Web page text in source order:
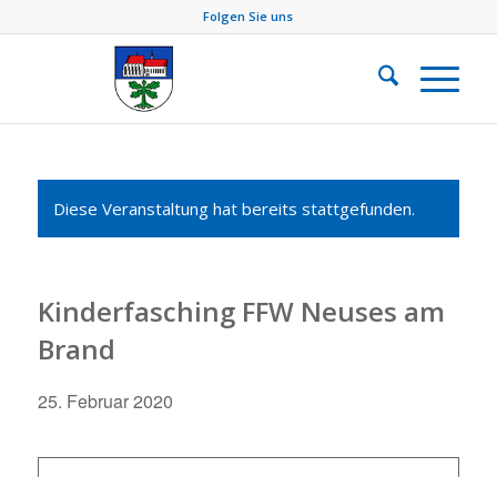
Folgen Sie uns
Diese Veranstaltung hat bereits stattgefunden.
Kinderfasching FFW Neuses am
Brand
25. Februar 2020